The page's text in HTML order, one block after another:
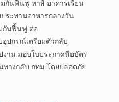
นฟื้นฟู ทาสี อาคารเรียน
ะทานอาหารกลางวัน
กันฟื้นฟู ต่อ
ปกรณ์เตรียมตัวกลับ
าน มอบใบประกาศนียบัตร
างกลับ กทม โดยปลอดภัย